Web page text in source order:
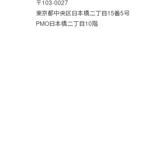
〒103-0027
東京都中央区日本橋二丁目15番5号
PMO日本橋二丁目10階